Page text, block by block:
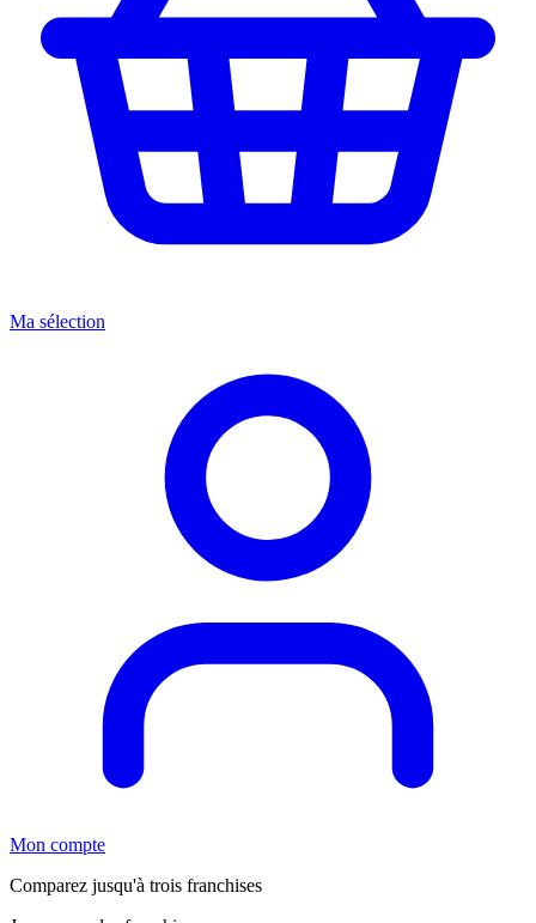
Ma sélection
Mon compte
Comparez jusqu'à trois franchises